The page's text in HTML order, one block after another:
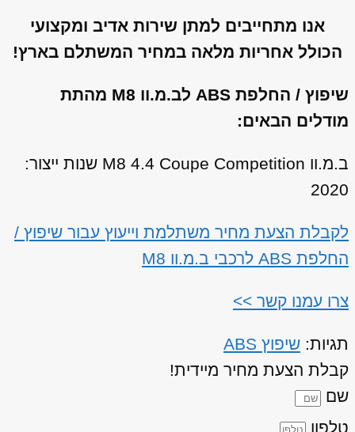
אנו מתחייבים למתן שירות אדיב ומקצועי
הכולל אחריות מלאה במחיר המשתלם בארץ!
שיפוץ / החלפת ABS לב.מ.וו M8 מהתת
מודלים הבאים:
ב.מ.וו M8 4.4 Coupe Competition שנות ייצור:
2020
לקבלת הצעת מחיר משתלמת וייעוץ עבור שיפוץ /
החלפת ABS לרכבי ב.מ.וו M8
צרו עמנו קשר >>
תגיות: שיפוץ ABS
קבלת הצעת מחיר מיידית!
שם
טלפון